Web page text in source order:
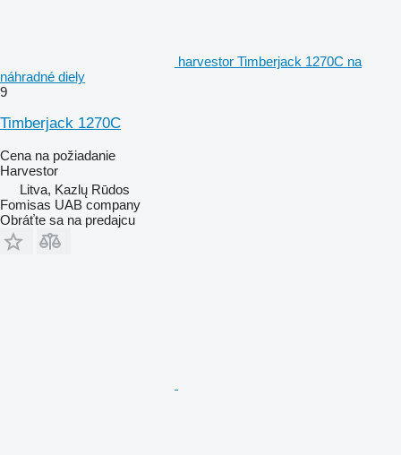
harvestor Timberjack 1270C na
náhradné diely
9
Timberjack 1270C
Cena na požiadanie
Harvestor
Litva, Kazlų Rūdos
Fomisas UAB company
Obráťte sa na predajcu